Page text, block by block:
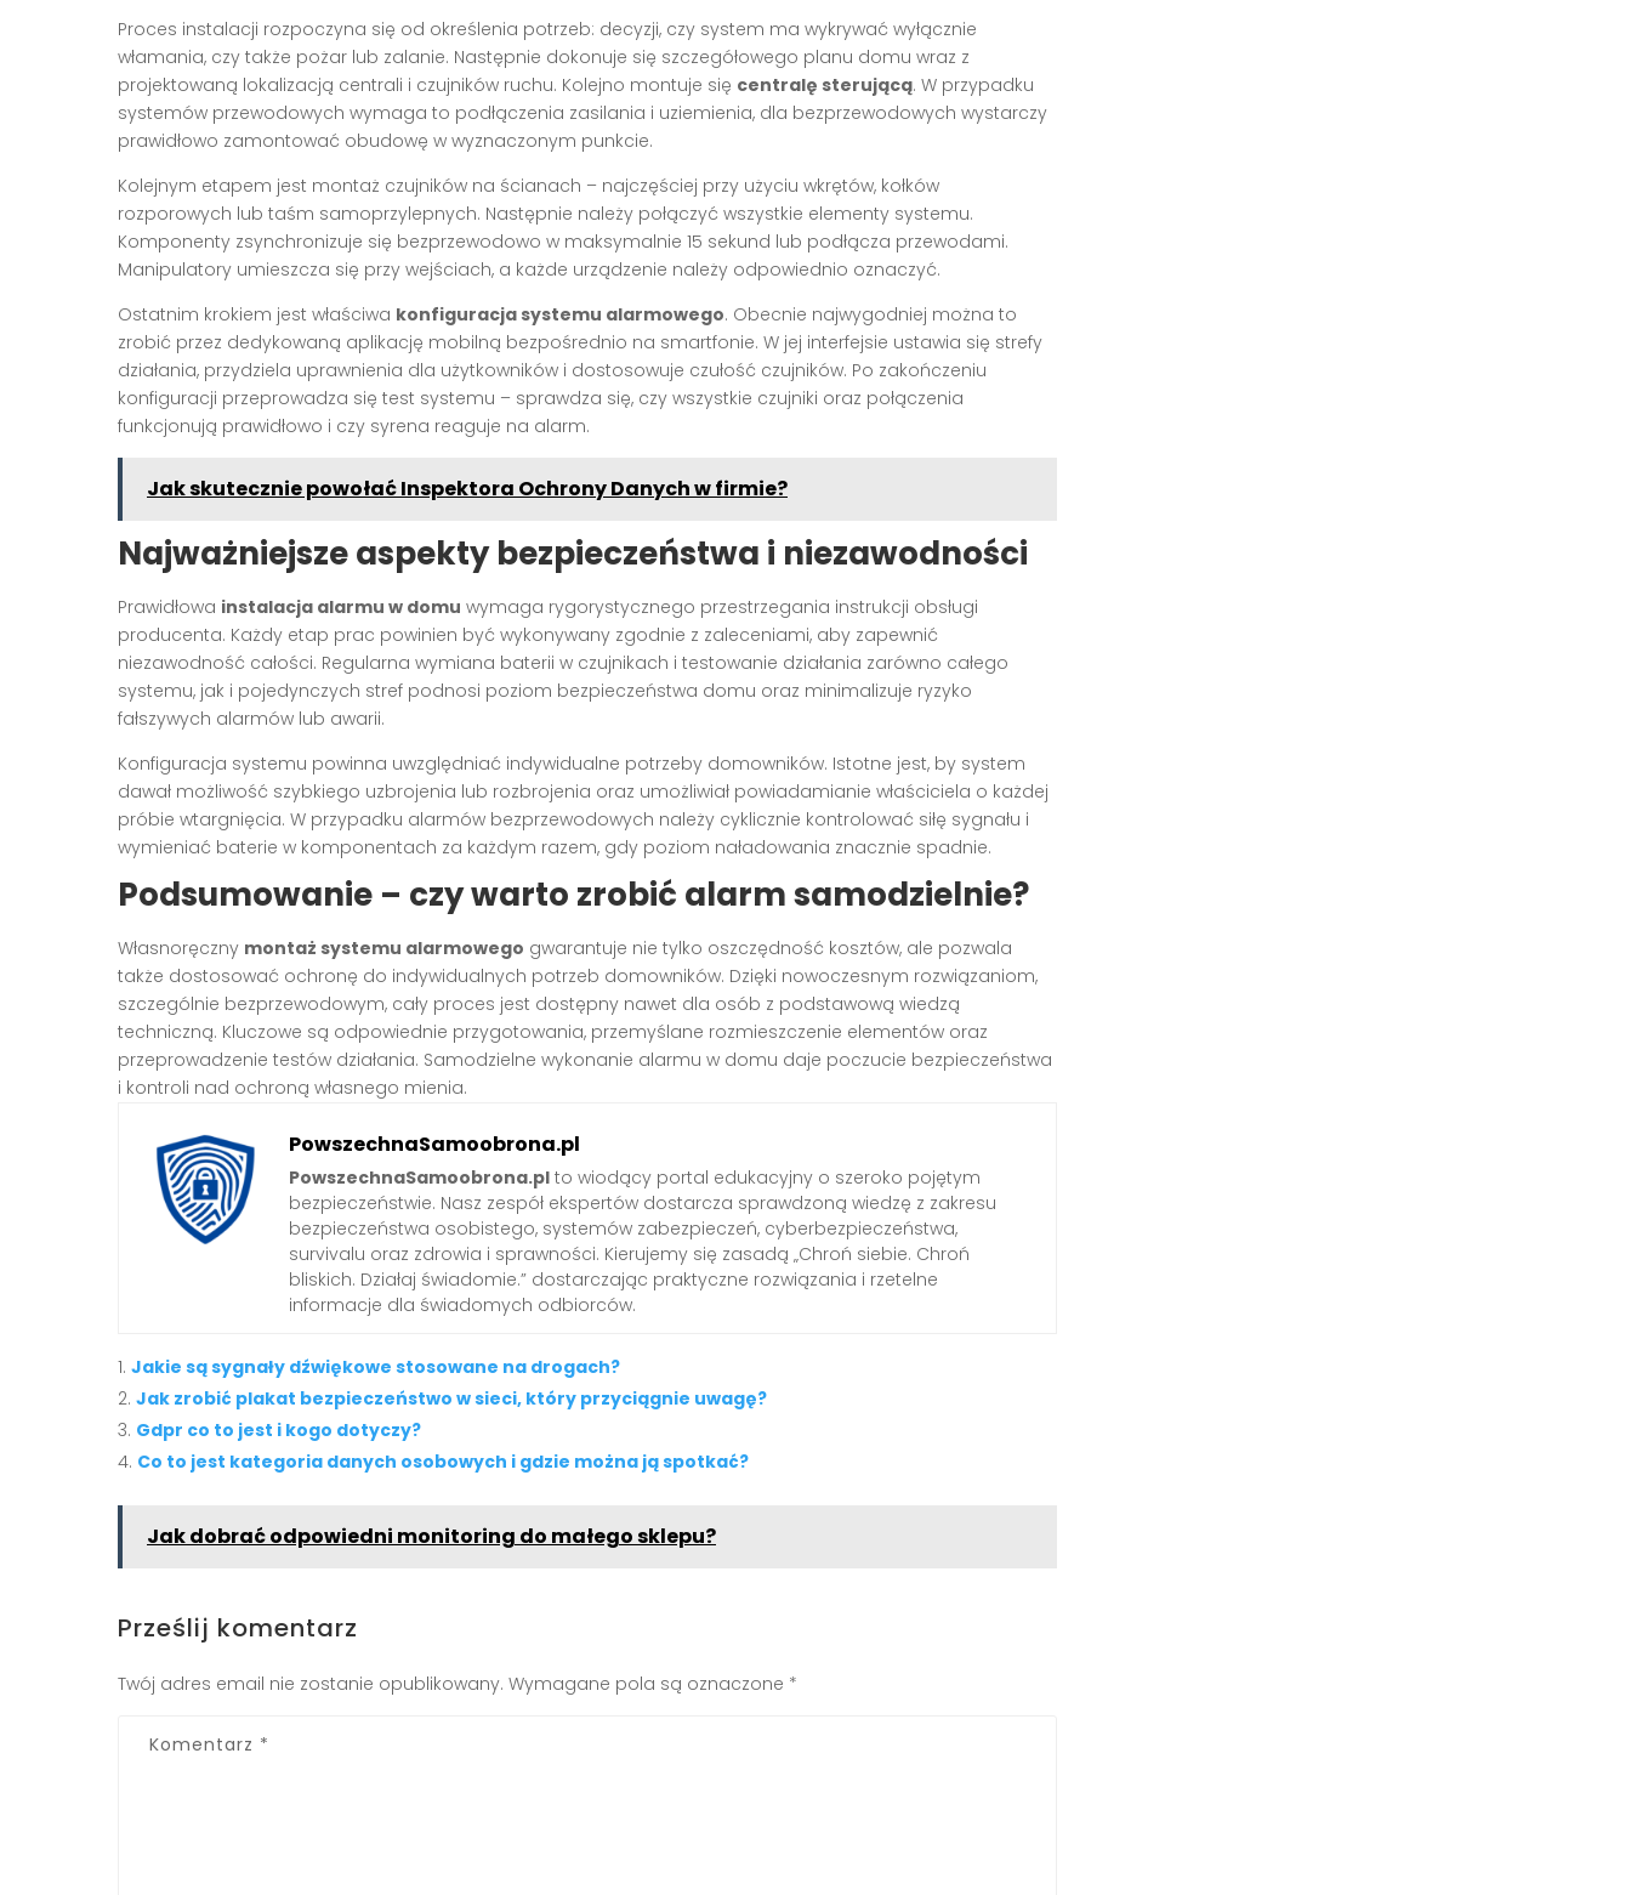
Proces instalacji rozpoczyna się od określenia potrzeb: decyzji, czy system ma wykrywać wyłącznie
włamania, czy także pożar lub zalanie. Następnie dokonuje się szczegółowego planu domu wraz z
projektowaną lokalizacją centrali i czujników ruchu. Kolejno montuje się centralę sterującą. W przypadku
systemów przewodowych wymaga to podłączenia zasilania i uziemienia, dla bezprzewodowych wystarczy
prawidłowo zamontować obudowę w wyznaczonym punkcie.
Kolejnym etapem jest montaż czujników na ścianach – najczęściej przy użyciu wkrętów, kołków
rozporowych lub taśm samoprzylepnych. Następnie należy połączyć wszystkie elementy systemu.
Komponenty zsynchronizuje się bezprzewodowo w maksymalnie 15 sekund lub podłącza przewodami.
Manipulatory umieszcza się przy wejściach, a każde urządzenie należy odpowiednio oznaczyć.
Ostatnim krokiem jest właściwa konfiguracja systemu alarmowego. Obecnie najwygodniej można to
zrobić przez dedykowaną aplikację mobilną bezpośrednio na smartfonie. W jej interfejsie ustawia się strefy
działania, przydziela uprawnienia dla użytkowników i dostosowuje czułość czujników. Po zakończeniu
konfiguracji przeprowadza się test systemu – sprawdza się, czy wszystkie czujniki oraz połączenia
funkcjonują prawidłowo i czy syrena reaguje na alarm.
Jak skutecznie powołać Inspektora Ochrony Danych w firmie?
Najważniejsze aspekty bezpieczeństwa i niezawodności
Prawidłowa instalacja alarmu w domu wymaga rygorystycznego przestrzegania instrukcji obsługi
producenta. Każdy etap prac powinien być wykonywany zgodnie z zaleceniami, aby zapewnić
niezawodność całości. Regularna wymiana baterii w czujnikach i testowanie działania zarówno całego
systemu, jak i pojedynczych stref podnosi poziom bezpieczeństwa domu oraz minimalizuje ryzyko
fałszywych alarmów lub awarii.
Konfiguracja systemu powinna uwzględniać indywidualne potrzeby domowników. Istotne jest, by system
dawał możliwość szybkiego uzbrojenia lub rozbrojenia oraz umożliwiał powiadamianie właściciela o każdej
próbie wtargnięcia. W przypadku alarmów bezprzewodowych należy cyklicznie kontrolować siłę sygnału i
wymieniać baterie w komponentach za każdym razem, gdy poziom naładowania znacznie spadnie.
Podsumowanie – czy warto zrobić alarm samodzielnie?
Własnoręczny montaż systemu alarmowego gwarantuje nie tylko oszczędność kosztów, ale pozwala
także dostosować ochronę do indywidualnych potrzeb domowników. Dzięki nowoczesnym rozwiązaniom,
szczególnie bezprzewodowym, cały proces jest dostępny nawet dla osób z podstawową wiedzą
techniczną. Kluczowe są odpowiednie przygotowania, przemyślane rozmieszczenie elementów oraz
przeprowadzenie testów działania. Samodzielne wykonanie alarmu w domu daje poczucie bezpieczeństwa
i kontroli nad ochroną własnego mienia.
PowszechnaSamoobrona.pl
PowszechnaSamoobrona.pl to wiodący portal edukacyjny o szeroko pojętym
bezpieczeństwie. Nasz zespół ekspertów dostarcza sprawdzoną wiedzę z zakresu
bezpieczeństwa osobistego, systemów zabezpieczeń, cyberbezpieczeństwa,
survivalu oraz zdrowia i sprawności. Kierujemy się zasadą „Chroń siebie. Chroń
bliskich. Działaj świadomie.” dostarczając praktyczne rozwiązania i rzetelne
informacje dla świadomych odbiorców.
Jakie są sygnały dźwiękowe stosowane na drogach?
Jak zrobić plakat bezpieczeństwo w sieci, który przyciągnie uwagę?
Gdpr co to jest i kogo dotyczy?
Co to jest kategoria danych osobowych i gdzie można ją spotkać?
Jak dobrać odpowiedni monitoring do małego sklepu?
Prześlij komentarz
Twój adres email nie zostanie opublikowany. Wymagane pola są oznaczone *